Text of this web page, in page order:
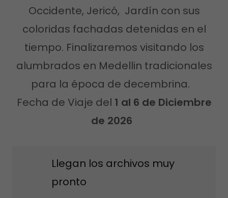
Occidente, Jericó, Jardín con sus
coloridas fachadas detenidas en el
tiempo. Finalizaremos visitando los
alumbrados en Medellin tradicionales
para la época de decembrina.
Fecha de Viaje del 1 al 6 de Diciembre
de 2026
Llegan los archivos muy
pronto